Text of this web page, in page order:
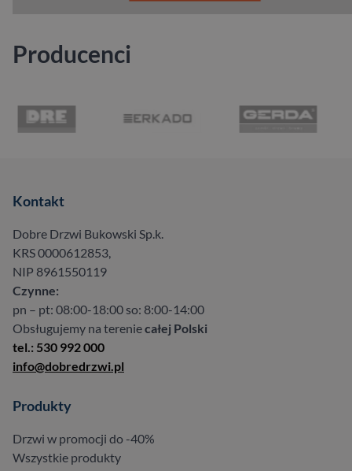
Producenci
Kontakt
Dobre Drzwi Bukowski Sp.k.
KRS 0000612853,
NIP 8961550119
Czynne:
pn – pt: 08:00-18:00 so: 8:00-14:00
Obsługujemy na tereniecałej Polski
tel.: 530 992 000
info@dobredrzwi.pl
Produkty
Drzwi w promocji do -40%
Wszystkie produkty